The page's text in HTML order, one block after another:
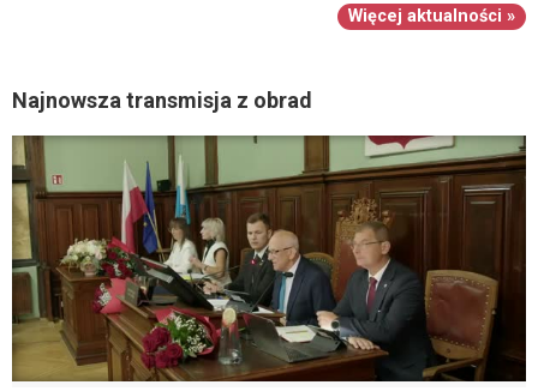
Więcej aktualności »
Najnowsza transmisja z obrad